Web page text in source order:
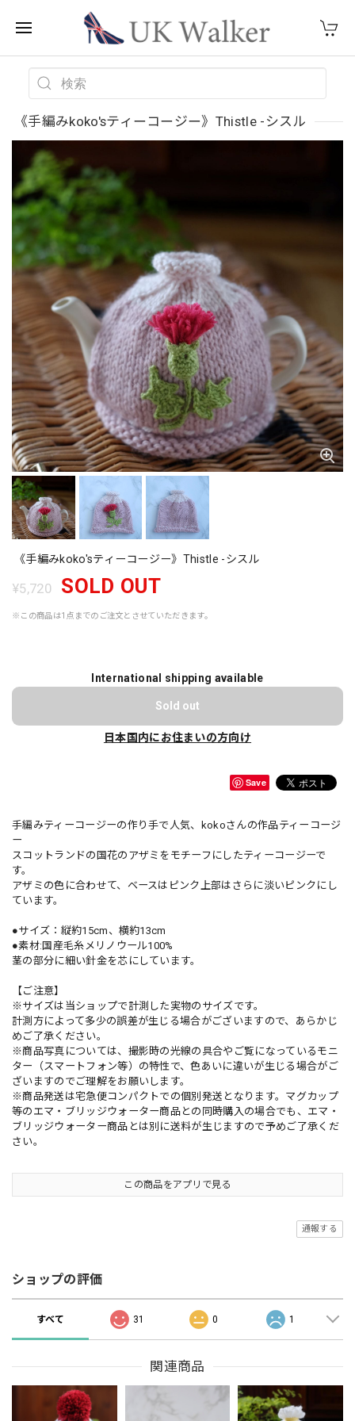
《手編みkoko'sティーコージー》Thistle -シスル
《手編みkoko'sティーコージー》Thistle -シスル
¥5,720 SOLD OUT
※この商品は1点までのご注文とさせていただきます。
International shipping available
Sold out
日本国内にお住まいの方向け
Save
手編みティーコージーの作り手で人気、kokoさんの作品ティーコージ
ー
スコットランドの国花のアザミをモチーフにしたティーコージーで
す。
アザミの色に合わせて、ベースはピンク上部はさらに淡いピンクにし
ています。
●サイズ：縦約15cm、横約13cm
●素材:国産毛糸メリノウール100%
茎の部分に細い針金を芯にしています。
【ご注意】
※サイズは当ショップで計測した実物のサイズです。
計測方によって多少の誤差が生じる場合がございますので、あらかじ
めご了承ください。
※商品写真については、撮影時の光線の具合やご覧になっているモニ
ター（スマートフォン等）の特性で、色あいに違いが生じる場合がご
ざいますのでご理解をお願いします。
※商品発送は宅急便コンパクトでの個別発送となります。マグカップ
等のエマ・ブリッジウォーター商品との同時購入の場合でも、エマ・
ブリッジウォーター商品とは別に送料が生じますので予めご了承くだ
さい。
この商品をアプリで見る
通報する
ショップの評価
すべて 31 0 1
関連商品